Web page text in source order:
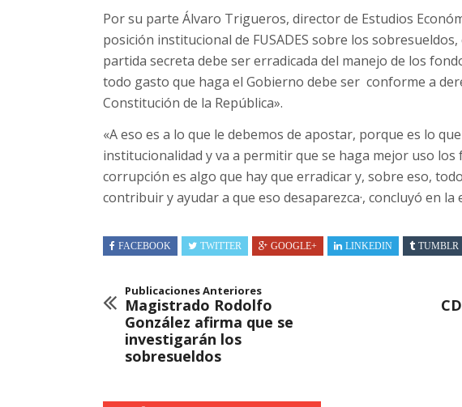
Por su parte Álvaro Trigueros, director de Estudios
posición institucional de FUSADES sobre los
partida secreta debe ser erradicada del manejo de los
todo gasto que haga el Gobierno debe ser conforme a
Constitución de la República».
«A eso es a lo que le debemos de apostar, porque es lo
institucionalidad y va a permitir que se haga mejor uso los
corrupción es algo que hay que erradicar y, sobre eso,
contribuir y ayudar a que eso desaparezca·, concluyó en la
FACEBOOK TWITTER GOOGLE+ LINKEDIN TUMBLR
Publicaciones Anteriores
Magistrado Rodolfo
González afirma que se
investigarán los
sobresueldos